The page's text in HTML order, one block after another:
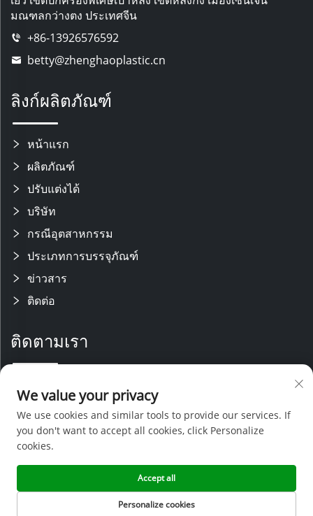
มณฑลกว่างตง ประเทศจีน
+86-13926576592
betty@zhenghaoplastic.cn
ลิงก์ผลิตภัณฑ์
หน้าแรก
ผลิตภัณฑ์
ปรับแต่งได้
บริษัท
กรณีอุตสาหกรรม
ประเภทการบรรจุภัณฑ์
ข่าวสาร
ติดต่อ
ติดตามเรา
เรามีทีมวิจัยและพัฒนาที่มีความชำนาญ พร้อมสายการผลิตที่ทันสมัย ได้รับ
การสนับสนุนจากทีมขายและบริการหลังการขายที่มีประสบการณ์ ด้วยความ
เชี่ยวชาญทางเทคนิคและการกำหนดราคาที่แข่งขันได้ เราจึงสามารถให้การ
สนับสนุนที่ครอบคลุมสำหรับโครงการออกแบบเฉพาะ
ลิขสิทธิ์ © 2026 เซินเจิ้นเจิ้งห่าวพลาสติกแอนด์แม้พสินค้าจำกัด -
เป็นส่วนตัว
We value your privacy
We use cookies and similar tools to provide our services. If
you don't want to accept all cookies, click Personalize
cookies.
Personalize cookies
Accept all